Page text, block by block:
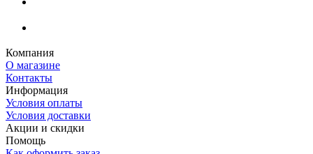
Компания
О магазине
Контакты
Информация
Условия оплаты
Условия доставки
Акции и скидки
Помощь